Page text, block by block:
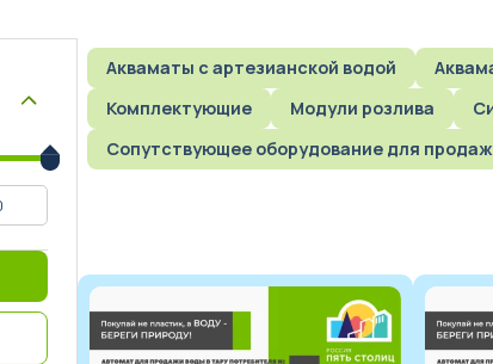
Акваматы с артезианской водой
Комплектующие
Модули розлива
Сопутствующее оборудование для